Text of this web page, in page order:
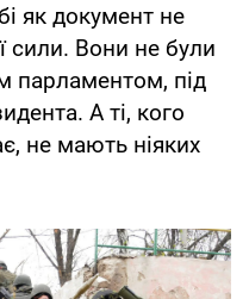
як документ не
сили. Вони не були
парламентом, під
А ті, кого
не мають ніяких